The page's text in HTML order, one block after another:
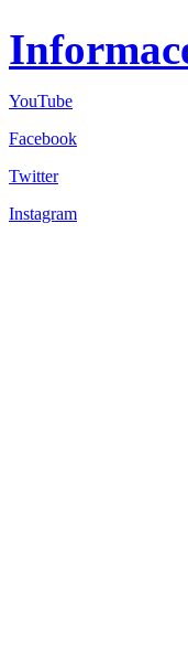
YouTube
Facebook
Twitter
Instagram